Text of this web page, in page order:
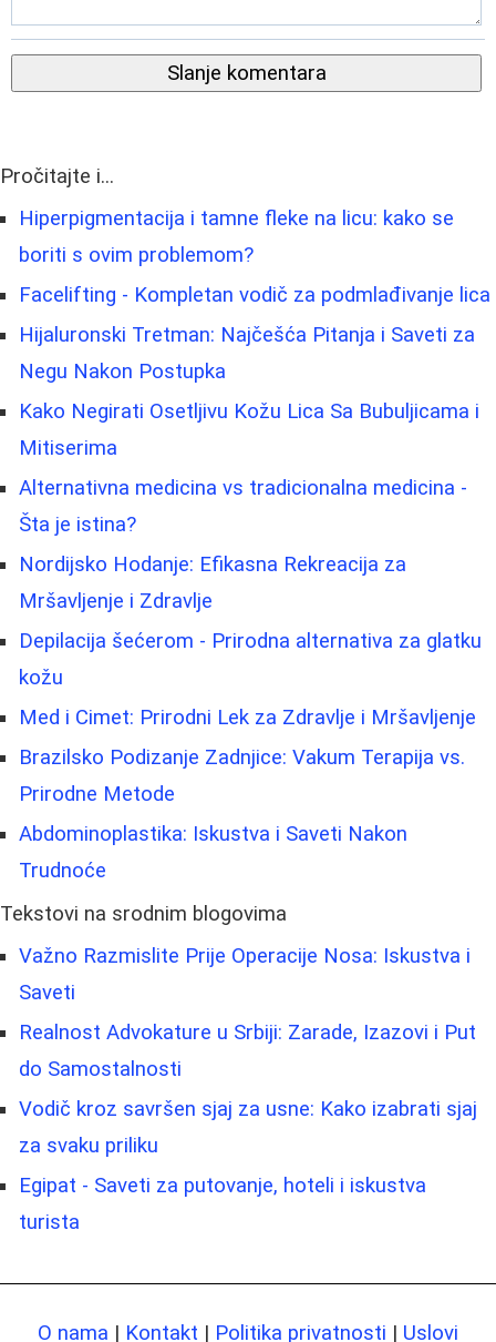
Slanje komentara
Pročitajte i...
Hiperpigmentacija i tamne fleke na licu: kako se
boriti s ovim problemom?
Facelifting - Kompletan vodič za podmlađivanje lica
Hijaluronski Tretman: Najčešća Pitanja i Saveti za
Negu Nakon Postupka
Kako Negirati Osetljivu Kožu Lica Sa Bubuljicama i
Mitiserima
Alternativna medicina vs tradicionalna medicina -
Šta je istina?
Nordijsko Hodanje: Efikasna Rekreacija za
Mršavljenje i Zdravlje
Depilacija šećerom - Prirodna alternativa za glatku
kožu
Med i Cimet: Prirodni Lek za Zdravlje i Mršavljenje
Brazilsko Podizanje Zadnjice: Vakum Terapija vs.
Prirodne Metode
Abdominoplastika: Iskustva i Saveti Nakon
Trudnoće
Tekstovi na srodnim blogovima
Važno Razmislite Prije Operacije Nosa: Iskustva i
Saveti
Realnost Advokature u Srbiji: Zarade, Izazovi i Put
do Samostalnosti
Vodič kroz savršen sjaj za usne: Kako izabrati sjaj
za svaku priliku
Egipat - Saveti za putovanje, hoteli i iskustva
turista
O nama | Kontakt | Politika privatnosti | Uslovi